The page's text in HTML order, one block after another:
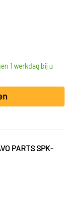
1 werkdag bij u
PARTS SPK-